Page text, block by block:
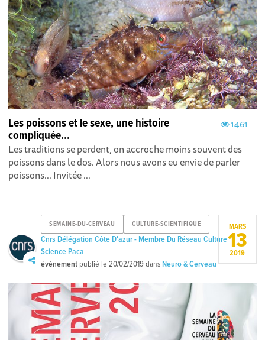
1461
Les poissons et le sexe, une histoire
compliquée…
Les traditions se perdent, on accroche moins souvent des
poissons dans le dos. Alors nous avons eu envie de parler
poissons... Invitée ...
SEMAINE-DU-CERVEAU CULTURE-SCIENTIFIQUE
Cnrs Délégation Côte D'azur - Membre Du Réseau Culture
Science Paca
événement publié le20/02/2019dans Neuro & Cerveau
MARS
13
2019